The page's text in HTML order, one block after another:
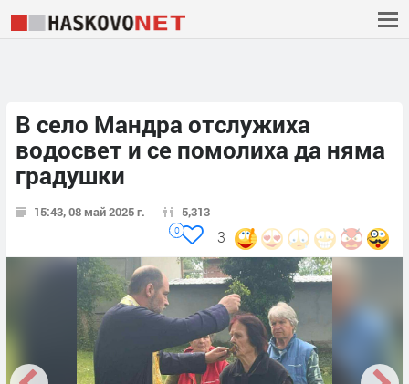
В село Мандра отслужиха
водосвет и се помолиха да няма
градушки
15:43, 08 май 2025 г. 5,313
3
0